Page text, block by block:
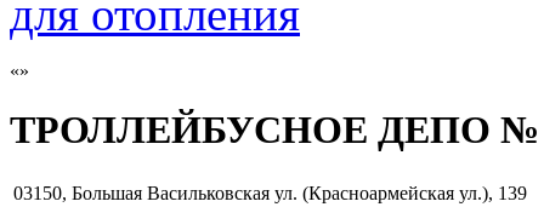
ТРОЛЛЕЙБУСНОЕ ДЕПО №
03150, Большая Васильковская ул. (Красноармейская ул.), 139